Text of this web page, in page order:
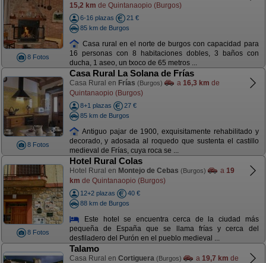
8 Fotos
15,2 km de Quintanaopio (Burgos)
6-16 plazas
21 €
85 km de Burgos
Casa rural en el norte de burgos con capacidad para
16 personas con 8 habitaciones dobles, 3 baños con
ducha, 1 aseo, un txoco de 65 metros ...
8 Fotos
Casa Rural La Solana de Frías
Casa Rural en Frías (Burgos) a 16,3 km de
Quintanaopio (Burgos)
8+1 plazas
27 €
85 km de Burgos
Antiguo pajar de 1900, exquisitamente rehabilitado y
decorado, y adosada al roquedo que sustenta el castillo
medieval de Frías, cuya roca se ...
8 Fotos
Hotel Rural Colas
Hotel Rural en Montejo de Cebas (Burgos) a 19
km de Quintanaopio (Burgos)
12+2 plazas
40 €
88 km de Burgos
Este hotel se encuentra cerca de la ciudad más
pequeña de España que se llama frías y cerca del
desfiladero del Purón en el pueblo medieval ...
Talamo
Casa Rural en Cortiguera (Burgos) a 19,7 km de